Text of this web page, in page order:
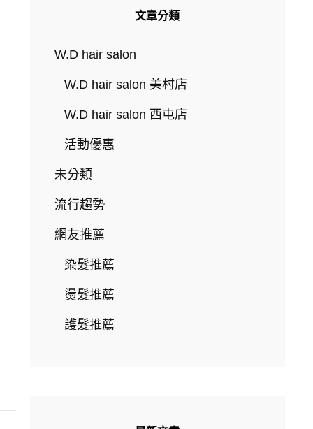
文章分類
W.D hair salon
W.D hair salon 美村店
W.D hair salon 西屯店
活動優惠
未分類
流行趨勢
網友推薦
染髮推薦
燙髮推薦
護髮推薦